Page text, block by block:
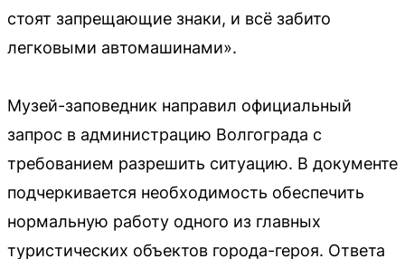
стоят запрещающие знаки, и всё забито
легковыми автомашинами».
Музей-заповедник направил официальный
запрос в администрацию Волгограда с
требованием разрешить ситуацию. В документе
подчеркивается необходимость обеспечить
нормальную работу одного из главных
туристических объектов города-героя. Ответа